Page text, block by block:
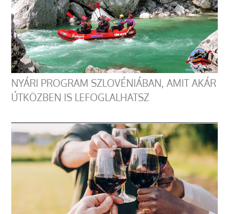
NYÁRI PROGRAM SZLOVÉNIÁBAN, AMIT AKÁR
ÚTKÖZBEN IS LEFOGLALHATSZ